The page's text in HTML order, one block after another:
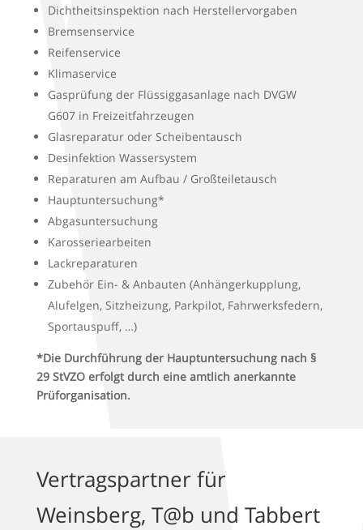
Dichtheitsinspektion nach Herstellervorgaben
Bremsenservice
Reifenservice
Klimaservice
Gasprüfung der Flüssiggasanlage nach DVGW
G607 in Freizeitfahrzeugen
Glasreparatur oder Scheibentausch
Desinfektion Wassersystem
Reparaturen am Aufbau / Großteiletausch
Hauptuntersuchung*
Abgasuntersuchung
Karosseriearbeiten
Lackreparaturen
Zubehör Ein- & Anbauten (Anhängerkupplung,
Alufelgen, Sitzheizung, Parkpilot, Fahrwerksfedern,
Sportauspuff, …)
*Die Durchführung der Hauptuntersuchung nach §
29 StVZO erfolgt durch eine amtlich anerkannte
Prüforganisation.
Vertragspartner für
Weinsberg, T@b und Tabbert